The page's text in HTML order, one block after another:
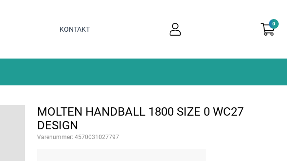
KONTAKT
0
MOLTEN HANDBALL 1800 SIZE 0 WC27
DESIGN
Varenummer: 4570031027797